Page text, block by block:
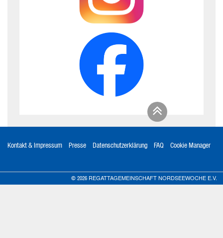
Kontakt & Impressum Presse Datenschutzerklärung FAQ Cookie Manager
© 2026 REGATTAGEMEINSCHAFT NORDSEEWOCHE E.V.